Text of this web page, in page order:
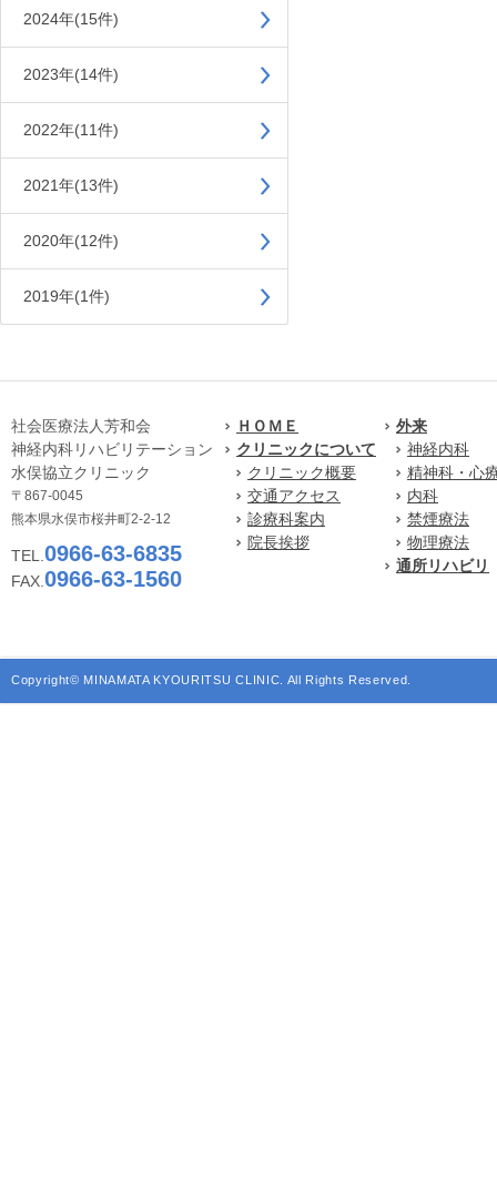
2024年(15件)
2023年(14件)
2022年(11件)
2021年(13件)
2020年(12件)
2019年(1件)
社会医療法人芳和会
神経内科リハビリテーション
水俣協立クリニック
〒867-0045
熊本県水俣市桜井町2-2-12
TEL. 0966-63-6835
FAX. 0966-63-1560
ＨＯＭＥ
クリニックについて
クリニック概要
交通アクセス
診療科案内
院長挨拶
外来
神経内科
精神科・心
内科
禁煙療法
物理療法
通所リハビリ
Copyright© MINAMATA KYOURITSU CLINIC. All Rights Reserved.